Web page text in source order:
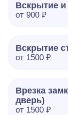
Вскрытие и
от 900 ₽
Вскрытие
от 1500 ₽
Врезка
дверь)
от 1500 ₽